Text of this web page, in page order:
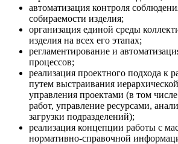
автоматизация контроля
собираемости изделия;
организация единой среды
изделия на всех его этапах;
регламентирование и
процессов;
реализация проектного подхода к
путем выстраивания
управления проектами (в том
работ, управление ресурсами,
загрузки подразделений);
реализация концепции работы с
нормативно-справочной